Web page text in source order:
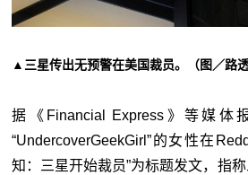
▲ 三星传出无预警在美国裁员。（图／路透
据《Financial Express》等媒体
“UndercoverGeekGirl”的女性在
知：三星开始裁员”为标题发文，指